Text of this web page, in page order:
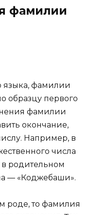
фамилии
языка, фамилии
образцу первого
фамилии
окончание,
Например, в
числа
родительном
— «Коджебаши».
роде, то фамилия